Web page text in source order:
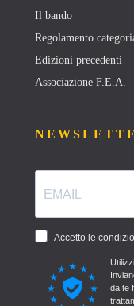
Il bando
Regolamento
Edizioni precedenti
Associazione F.E.A.
Accetto le
da te